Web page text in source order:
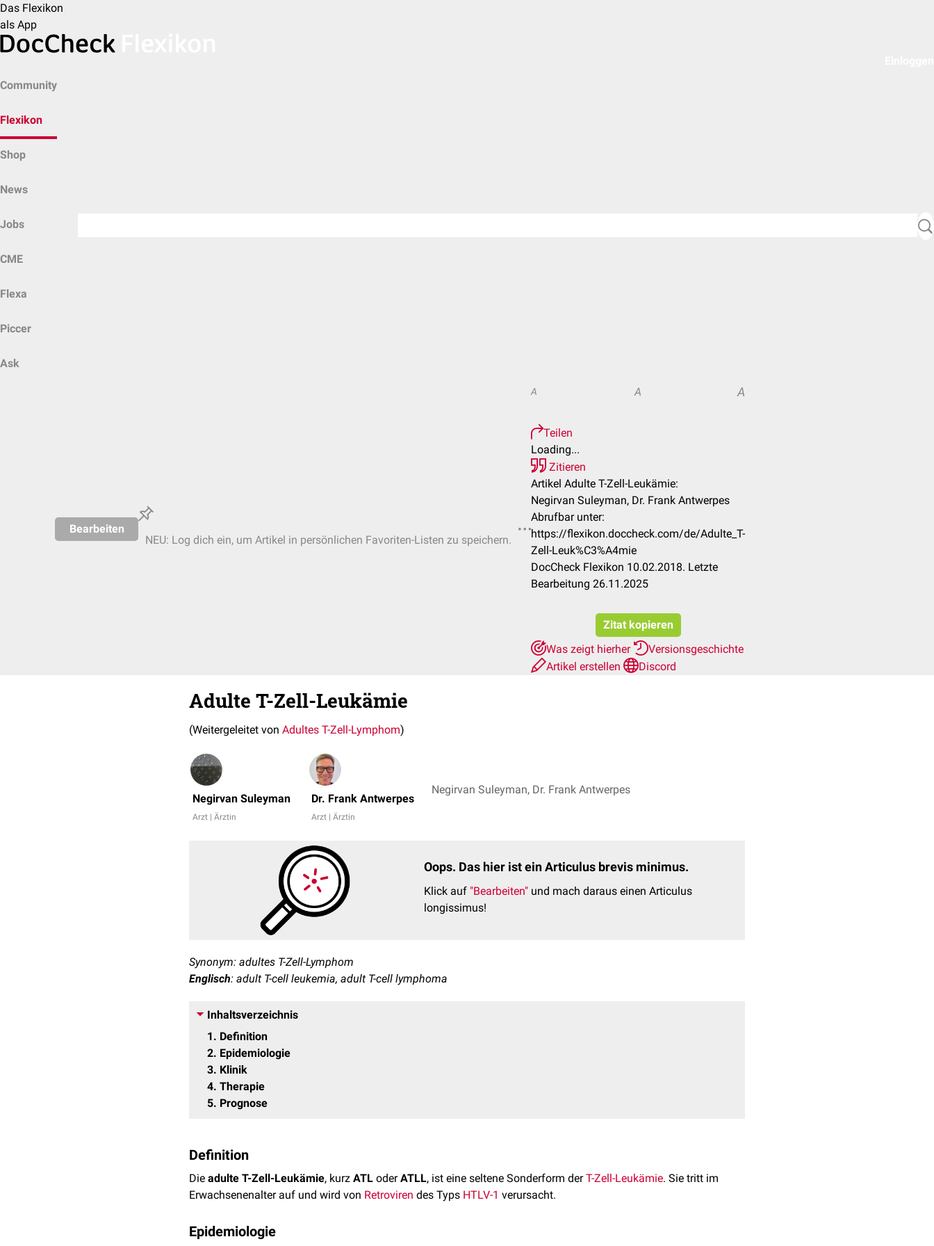
Das Flexikon
als App
Community
Flexikon
Shop
News
Jobs
CME
Flexa
Piccer
Ask
Bearbeiten
NEU: Log dich ein, um Artikel in persönlichen Favoriten-Listen zu speichern.
A A A
Teilen
Loading...
Zitieren
Artikel Adulte T-Zell-Leukämie:
Negirvan Suleyman, Dr. Frank Antwerpes
Abrufbar unter:
https://flexikon.doccheck.com/de/Adulte_T-
Zell-Leuk%C3%A4mie
DocCheck Flexikon 10.02.2018. Letzte
Bearbeitung 26.11.2025
Zitat kopieren
Was zeigt hierher
Versionsgeschichte
Artikel erstellen
Discord
Adulte T-Zell-Leukämie
(Weitergeleitet von Adultes T-Zell-Lymphom)
Negirvan Suleyman
Arzt | Ärztin
Dr. Frank Antwerpes
Arzt | Ärztin
Negirvan Suleyman, Dr. Frank Antwerpes
Oops. Das hier ist ein Articulus brevis minimus.
Klick auf "Bearbeiten" und mach daraus einen Articulus
longissimus!
Synonym: adultes T-Zell-Lymphom
Englisch: adult T-cell leukemia, adult T-cell lymphoma
Inhaltsverzeichnis
1
Definition
2 Epidemiologie
3 Klinik
4 Therapie
5 Prognose
Definition
Die adulte T-Zell-Leukämie, kurz ATL oderATLL, ist eine seltene Sonderform derT-Zell-Leukämie. Sie tritt im
Erwachsenenalter auf und wird von Retroviren des Typs HTLV-1 verursacht.
Epidemiologie